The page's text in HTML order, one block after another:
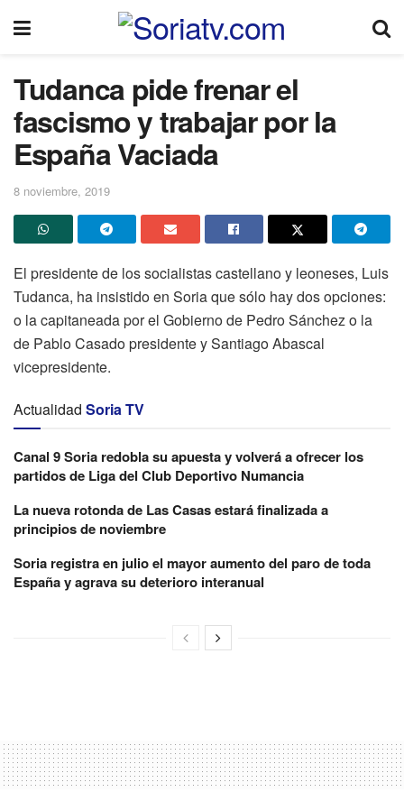
Tudanca pide frenar el
fascismo y trabajar por la
España Vaciada
8 noviembre, 2019
El presidente de los socialistas castellano y leoneses, Luis
Tudanca, ha insistido en Soria que sólo hay dos opciones:
o la capitaneada por el Gobierno de Pedro Sánchez o la
de Pablo Casado presidente y Santiago Abascal
vicepresidente.
Actualidad Soria TV
Canal 9 Soria redobla su apuesta y volverá a ofrecer los
partidos de Liga del Club Deportivo Numancia
La nueva rotonda de Las Casas estará finalizada a
principios de noviembre
Soria registra en julio el mayor aumento del paro de toda
España y agrava su deterioro interanual